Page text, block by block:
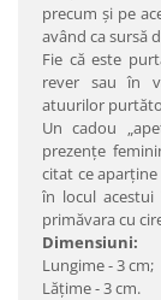
precum şi pe
având ca sursă
Fie că este
rever sau în
atuurilor
Un cadou
prezenţe
citat ce
în locul acestui
primăvara cu
Dimensiuni:
Lungime - 3 cm;
Lăţime - 3 cm.